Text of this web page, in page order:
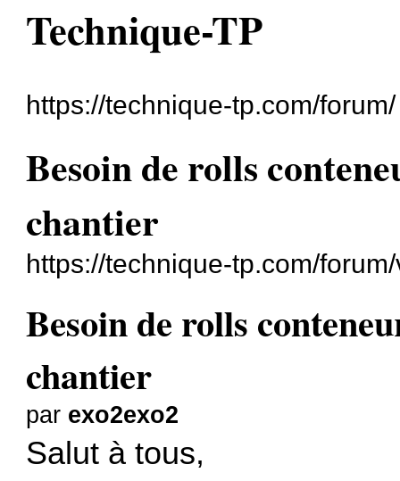
Technique-TP
https://technique-tp.com/forum/
Besoin de rolls
chantier
https://technique-tp.com/
Besoin de rolls
chantier
par exo2exo2
Salut à tous,